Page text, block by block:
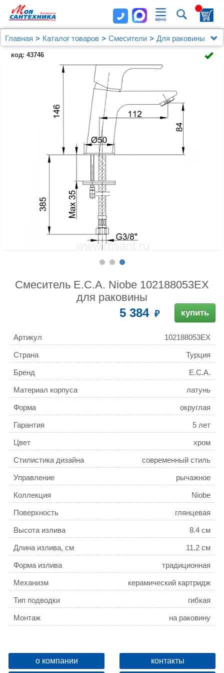
Главная Каталог товаров Смесители
Для раковины
Смеситель E.C.A. Niobe 102188053EX для раковины
код: 43746
Смеситель E.C.A. Niobe 102188053EX
для раковины
5 384 купить
Артикул 102188053EX
Страна Турция
Бренд E.C.A.
Материал корпуса латунь
Форма округлая
Гарантия 5 лет
Цвет хром
Стилистика дизайна современный стиль
Управление рычажное
Коллекция Niobe
Поверхность глянцевая
Высота излива 8.4 см
Длина излива, см 11.2 см
Форма излива традиционная
Механизм керамический картридж
Тип подводки гибкая
Монтаж на раковину
Отверстия для монтажа 1 отверстие
Ширина, см 5
о компании контакты